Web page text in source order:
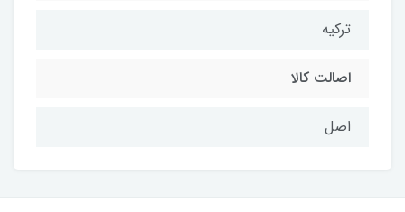
ترکیه
اصالت کالا
اصل